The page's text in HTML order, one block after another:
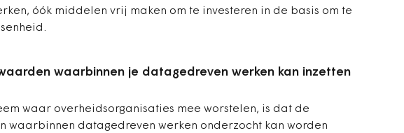
óók middelen vrij maken om te investeren in de basis om te
waarbinnen je datagedreven werken kan inzetten
waar overheidsorganisaties mee worstelen, is dat de
waarbinnen datagedreven werken onderzocht kan worden